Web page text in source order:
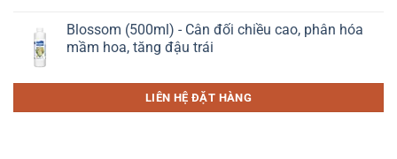
Blossom (500ml) - Cân đối chiều cao, phân hóa
mầm hoa, tăng đậu trái
LIÊN HỆ ĐẶT HÀNG